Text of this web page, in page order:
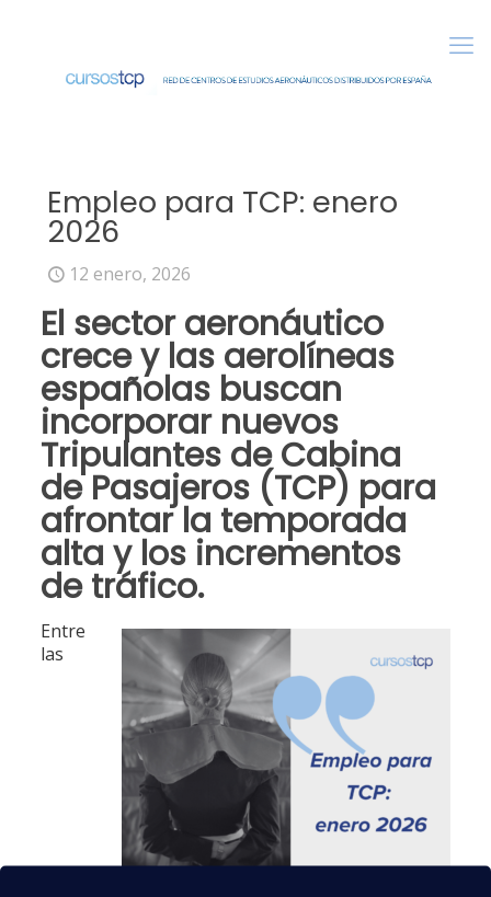
Empleo para TCP: enero
2026
12 enero, 2026
El sector aeronáutico
crece y las aerolíneas
españolas buscan
incorporar nuevos
Tripulantes de Cabina
de Pasajeros (TCP) para
afrontar la temporada
alta y los incrementos
de tráfico.
Entre
las